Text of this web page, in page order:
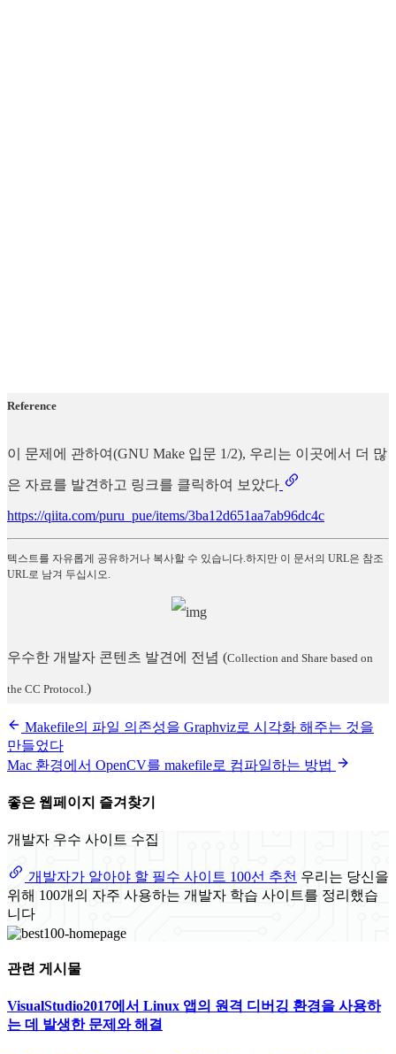
Reference
이 문제에 관하여(GNU Make 입문 1/2), 우리는 이곳에서 더 많
은 자료를 발견하고 링크를 클릭하여 보았다
https://qiita.com/puru_pue/items/3ba12d651aa7ab96dc4c
텍스트를 자유롭게 공유하거나 복사할 수 있습니다.하지만 이 문서의 URL은 참조
URL로 남겨 두십시오.
우수한 개발자 콘텐츠 발견에 전념 (Collection and Share based on
the CC Protocol. )
Makefile의 파일 의존성을 Graphviz로 시각화 해주는 것을
만들었다
Mac 환경에서 OpenCV를 makefile로 컴파일하는 방법
좋은 웹페이지 즐겨찾기
개발자 우수 사이트 수집
개발자가 알아야 할 필수 사이트 100선 추천 우리는 당신을
위해 100개의 자주 사용하는 개발자 학습 사이트를 정리했습
니다
관련 게시물
VisualStudio2017에서 Linux 앱의 원격 디버깅 환경을 사용하
는 데 발생한 문제와 해결